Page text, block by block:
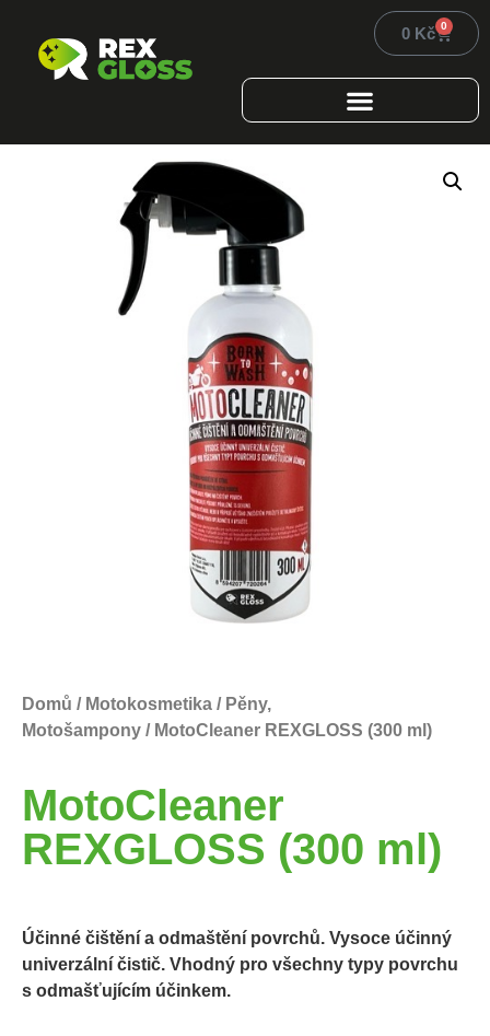
0 Kč 0
Domů / Motokosmetika / Pěny,
Motošampony / MotoCleaner REXGLOSS (300 ml)
MotoCleaner
REXGLOSS (300 ml)
Účinné čištění a odmaštění povrchů. Vysoce účinný
univerzální čistič. Vhodný pro všechny typy povrchu
s odmašťujícím účinkem.